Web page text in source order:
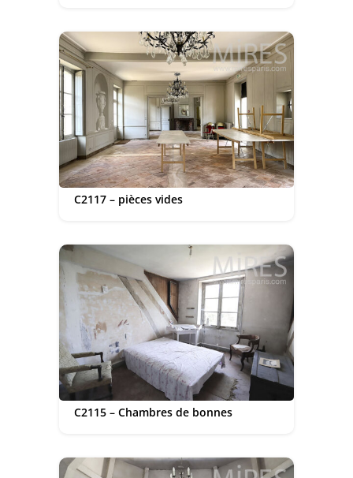
C2117 – pièces vides
C2115 – Chambres de bonnes